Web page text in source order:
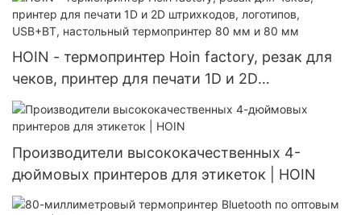
HOIN - термопринтер Hoin factory, резак для
чеков, принтер для печати 1D и 2D
штрихкодов, логотипов, USB+BT, настольный
термопринтер 80 мм и 80 мм
Производители высококачественных 4-
дюймовых принтеров для этикеток | HOIN